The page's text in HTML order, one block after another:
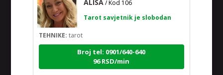
Tarot savjetnik je slobodan
Broj tel: 0901/640-640
96 RSD/min